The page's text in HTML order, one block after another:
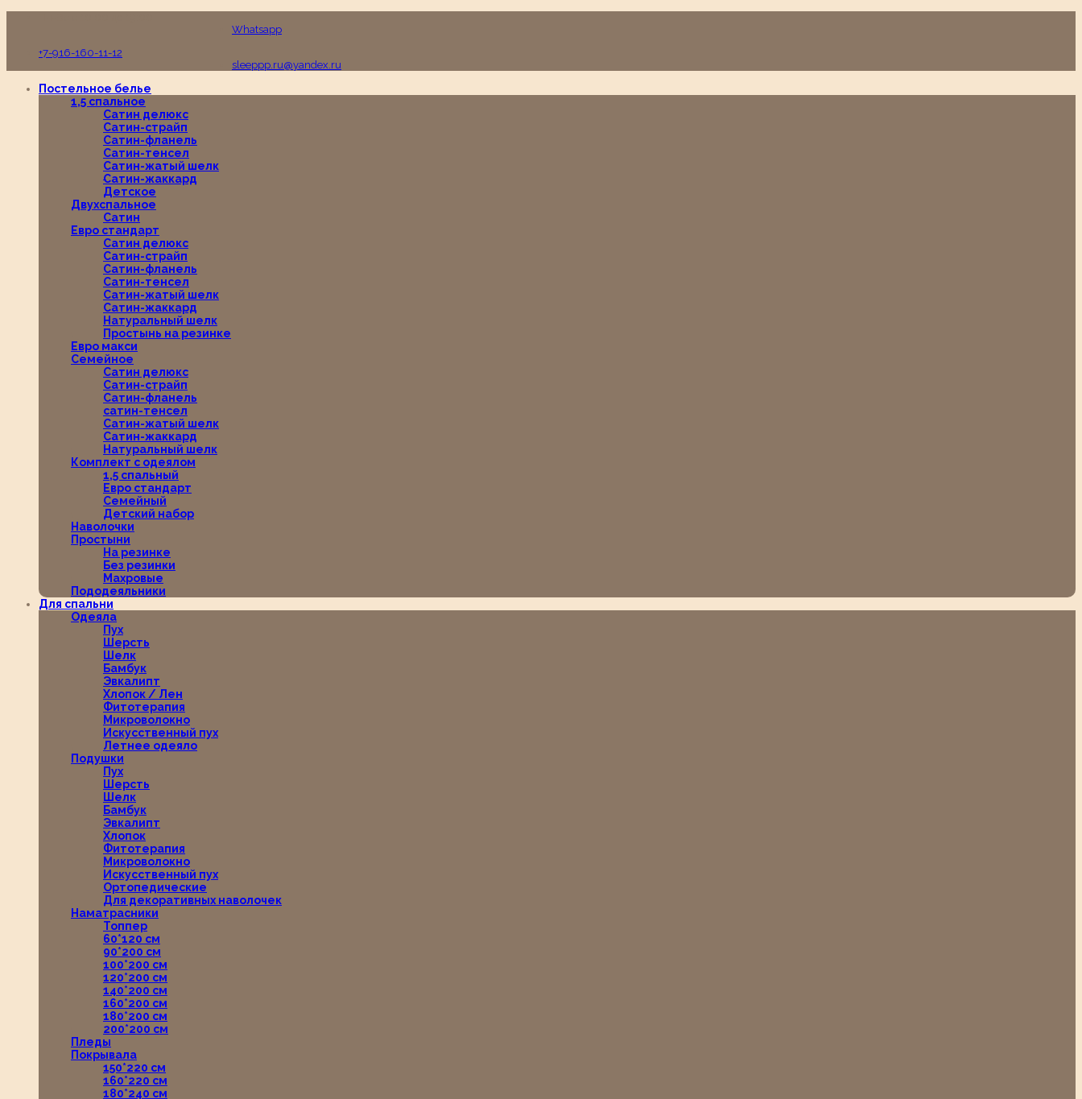
Whatsapp
+7-916-160-11-12
sleeppp.ru@yandex.ru
Постельное белье
1,5 спальное
Сатин делюкс
Сатин-страйп
Сатин-фланель
Сатин-тенсел
Сатин-жатый шелк
Сатин-жаккард
Детское
Двухспальное
Сатин
Евро стандарт
Сатин делюкс
Сатин-страйп
Сатин-фланель
Сатин-тенсел
Сатин-жатый шелк
Сатин-жаккард
Натуральный шелк
Простынь на резинке
Евро макси
Семейное
Сатин делюкс
Сатин-страйп
Сатин-фланель
сатин-тенсел
Сатин-жатый шелк
Сатин-жаккард
Натуральный шелк
Комплект с одеялом
1,5 спальный
Евро стандарт
Семейный
Детский набор
Наволочки
Простыни
На резинке
Без резинки
Махровые
Пододеяльники
Для спальни
Одеяла
Пух
Шерсть
Шелк
Бамбук
Эвкалипт
Хлопок / Лен
Фитотерапия
Микроволокно
Искусственный пух
Летнее одеяло
Подушки
Пух
Шерсть
Шелк
Бамбук
Эвкалипт
Хлопок
Фитотерапия
Микроволокно
Искусственный пух
Ортопедические
Для декоративных наволочек
Наматрасники
Топпер
60*120 см
90*200 см
100*200 см
120*200 см
140*200 см
160*200 см
180*200 см
200*200 см
Пледы
Покрывала
150*220 см
160*220 см
180*240 см